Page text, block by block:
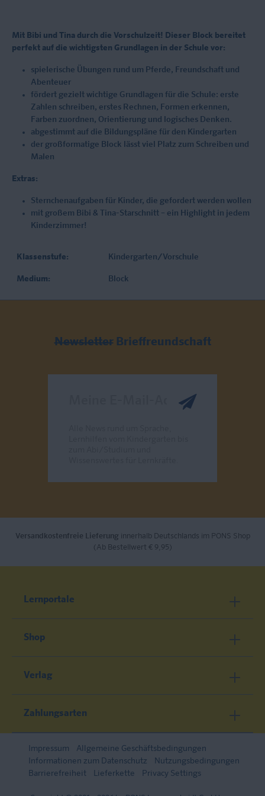
Mit Bibi und Tina durch die Vorschulzeit! Dieser Block bereitet
perfekt auf die wichtigsten Grundlagen in der Schule vor:
spielerische Übungen rund um Pferde, Freundschaft und
Abenteuer
fördert gezielt wichtige Grundlagen für die Schule: erste
Zahlen schreiben, erstes Rechnen, Formen erkennen,
Farben zuordnen, Orientierung und logisches Denken.
abgestimmt auf die Bildungspläne für den Kindergarten
der großformatige Block lässt viel Platz zum Schreiben und
Malen
Extras:
Sternchenaufgaben für Kinder, die gefordert werden wollen
mit großem Bibi & Tina-Starschnitt – ein Highlight in jedem
Kinderzimmer!
Klassenstufe: Kindergarten/Vorschule
Medium: Block
Newsletter Brieffreundschaft
Versandkostenfreie Lieferung innerhalb Deutschlands im PONS Shop
(Ab Bestellwert € 9,95)
Lernportale
Shop
Verlag
Zahlungsarten
Impressum
Allgemeine Geschäftsbedingungen
Informationen zum Datenschutz
Nutzungsbedingungen
Barrierefreiheit
Lieferkette Privacy Settings